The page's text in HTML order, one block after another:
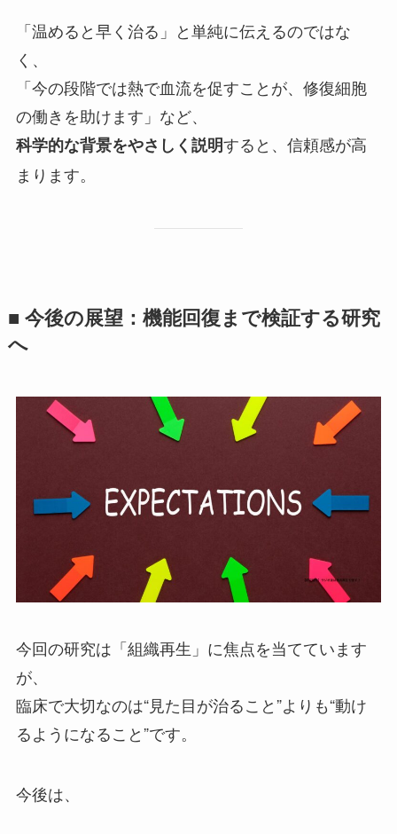
「温めると早く治る」と単純に伝えるのではな
く、
「今の段階では熱で血流を促すことが、修復細胞
の働きを助けます」など、
科学的な背景をやさしく説明すると、信頼感が高
まります。
■ 今後の展望：機能回復まで検証する研究
へ
今回の研究は「組織再生」に焦点を当てています
が、
臨床で大切なのは“見た目が治ること”よりも“動け
るようになること”です。
今後は、